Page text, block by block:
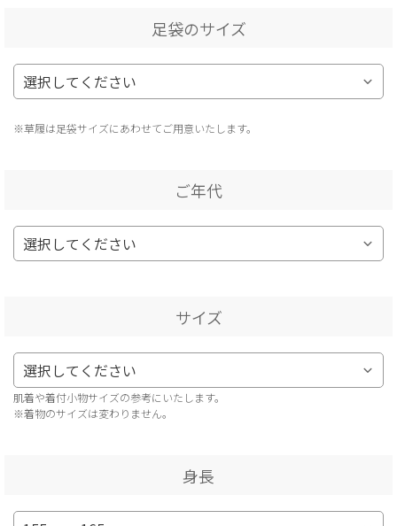
足袋のサイズ
※草履は足袋サイズにあわせてご用意いたします。
ご年代
サイズ
肌着や着付小物サイズの参考にいたします。
※着物のサイズは変わりません。
身長